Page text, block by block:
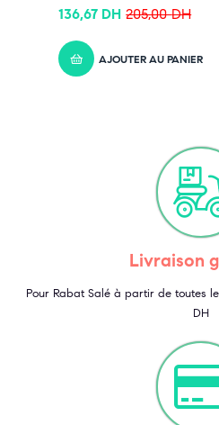
205,00DH
136,67 DH
AJOUTER AU PANIER
Livraison
Pour Rabat Salé à partir de toutes
DH